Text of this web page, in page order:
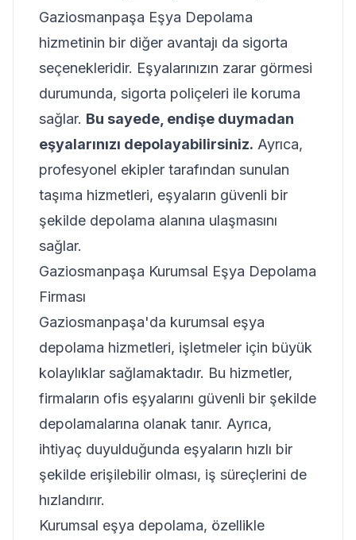
Gaziosmanpaşa Eşya Depolama
hizmetinin bir diğer avantajı da sigorta
seçenekleridir. Eşyalarınızın zarar görmesi
durumunda, sigorta poliçeleri ile koruma
sağlar. Bu sayede, endişe duymadan
eşyalarınızı depolayabilirsiniz. Ayrıca,
profesyonel ekipler tarafından sunulan
taşıma hizmetleri, eşyaların güvenli bir
şekilde depolama alanına ulaşmasını
sağlar.
Gaziosmanpaşa Kurumsal Eşya Depolama
Firması
Gaziosmanpaşa'da kurumsal eşya
depolama hizmetleri, işletmeler için büyük
kolaylıklar sağlamaktadır. Bu hizmetler,
firmaların ofis eşyalarını güvenli bir şekilde
depolamalarına olanak tanır. Ayrıca,
ihtiyaç duyulduğunda eşyaların hızlı bir
şekilde erişilebilir olması, iş süreçlerini de
hızlandırır.
Kurumsal eşya depolama, özellikle